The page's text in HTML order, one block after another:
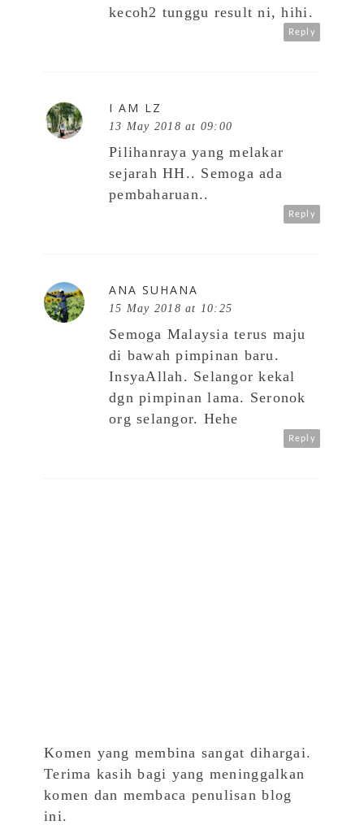
kecoh2 tunggu result ni, hihi.
Reply
I AM LZ
13 May 2018 at 09:00
Pilihanraya yang melakar
sejarah HH.. Semoga ada
pembaharuan..
Reply
ANA SUHANA
15 May 2018 at 10:25
Semoga Malaysia terus maju
di bawah pimpinan baru.
InsyaAllah. Selangor kekal
dgn pimpinan lama. Seronok
org selangor. Hehe
Reply
Komen yang membina sangat dihargai.
Terima kasih bagi yang meninggalkan
komen dan membaca penulisan blog
ini.